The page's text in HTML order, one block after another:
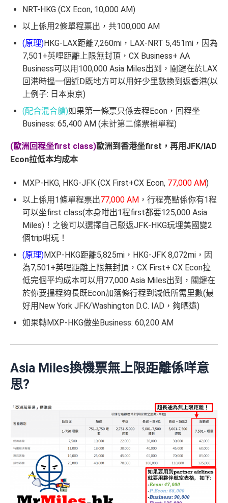
NRT-HKG (CX Econ, 10,000 AM)
以上係用2條單程票出，共100,000 AM
(原理)HKG-LAX距離7,260mi，LAX-NRT 5,451mi，因為
7,501+英哩距離上限無封頂，CX Business+ AA
Business可以用100,000 Asia Miles出到，關鍵在於LAX
回港時搵一個近D既地方可以用好少里數換到返香港(以
上例子: 日本東京)
(配合混合艙)如果第一條票只係去程Econ，回程坐
Business: 65,400 AM (未計第二條票補單程)
(歐洲回程坐first class)歐洲到香港坐first，再用JFK/IAD
Econ拉低本均成本
MXP-HKG, HKG-JFK (CX First+CX Econ, 77,000 AM)
以上係用1條單程票出77,000 AM ，行程亮點係你有1程
可以坐first class(本身咁出1程first都要125,000 Asia
Miles)！之後可以選擇自己駁返JFK-HKG玩埋美國變2
個trip咁玩！
(原理)MXP-HKG距離5,825mi，HKG-JFK 8,072mi，因
為7,501+英哩距離上限無封頂，CX First+ CX Econ拉
低完個平均成本可以用77,000 Asia Miles出到，關鍵在
於你要搵程夠長既Econ加落條行程到減低所需里數(最
好用New York JFK/Washington D.C. IAD，夠晒遠)
如果轉MXP-HKG做坐Business: 60,200 AM
Asia Miles換機票無上限距離係咩意
思?